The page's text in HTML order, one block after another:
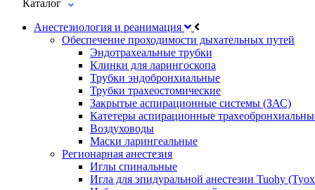
Каталог
Анестезиология и реанимация
Обеспечение проходимости дыхательных путей
Эндотрахеальные трубки
Клинки для ларингоскопа
Трубки эндобронхиальные
Трубки трахеостомические
Закрытые аспирационные системы (ЗАС)
Катетеры аспирационные
Воздуховоды
Маски ларингеальные
Регионарная анестезия
Иглы спинальные
Игла для эпидуральной анестезии Tuohy